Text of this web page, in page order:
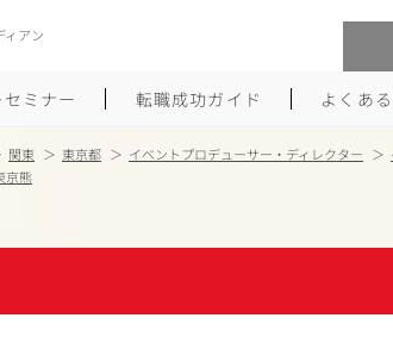
ィアン
ミナー 転職成功ガイド
方
くり方 エグゼクティブ転職
よくあ
関東 東京都 イベントプロデューサー・ディレクター
京熊